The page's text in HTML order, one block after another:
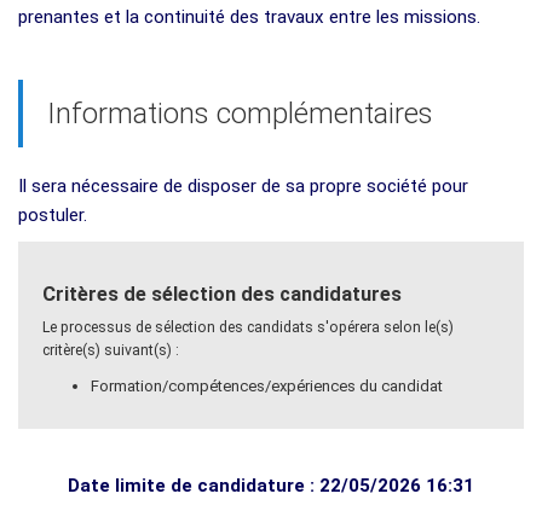
prenantes et la continuité des travaux entre les missions.
Informations complémentaires
Il sera nécessaire de disposer de sa propre société pour
postuler.
Critères de sélection des candidatures
Le processus de sélection des candidats s'opérera selon le(s)
critère(s) suivant(s) :
Formation/compétences/expériences du candidat
Date limite de candidature : 22/05/2026 16:31